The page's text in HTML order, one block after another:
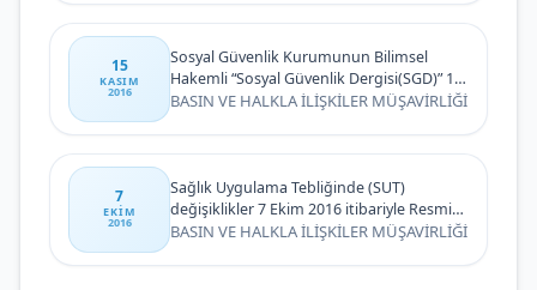
15
KASIM
2016
Sosyal Güvenlik Kurumunun Bilimsel
Hakemli “Sosyal Güvenlik Dergisi(SGD)” 11.
Sayısıyla Takipçileriyle Buluştu
BASIN VE HALKLA İLİŞKİLER MÜŞAVİRLİĞİ
7
EKIM
2016
Sağlık Uygulama Tebliğinde (SUT)
değişiklikler 7 Ekim 2016 itibariyle Resmi
Gazetede yayınlanarak yürürlüğe girdi
BASIN VE HALKLA İLİŞKİLER MÜŞAVİRLİĞİ